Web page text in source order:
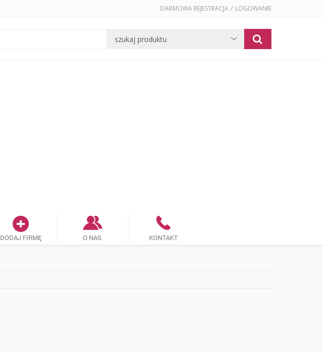
DARMOWA REJESTRACJA / LOGOWANIE
DODAJ FIRMĘ O NAS KONTAKT